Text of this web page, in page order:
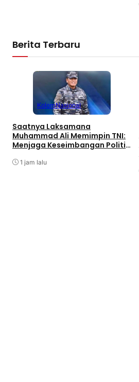
Berita Terbaru
KolomNasional
Saatnya Laksamana
Muhammad Ali Memimpin TNI:
Menjaga Keseimbangan Politik
1 jam lalu